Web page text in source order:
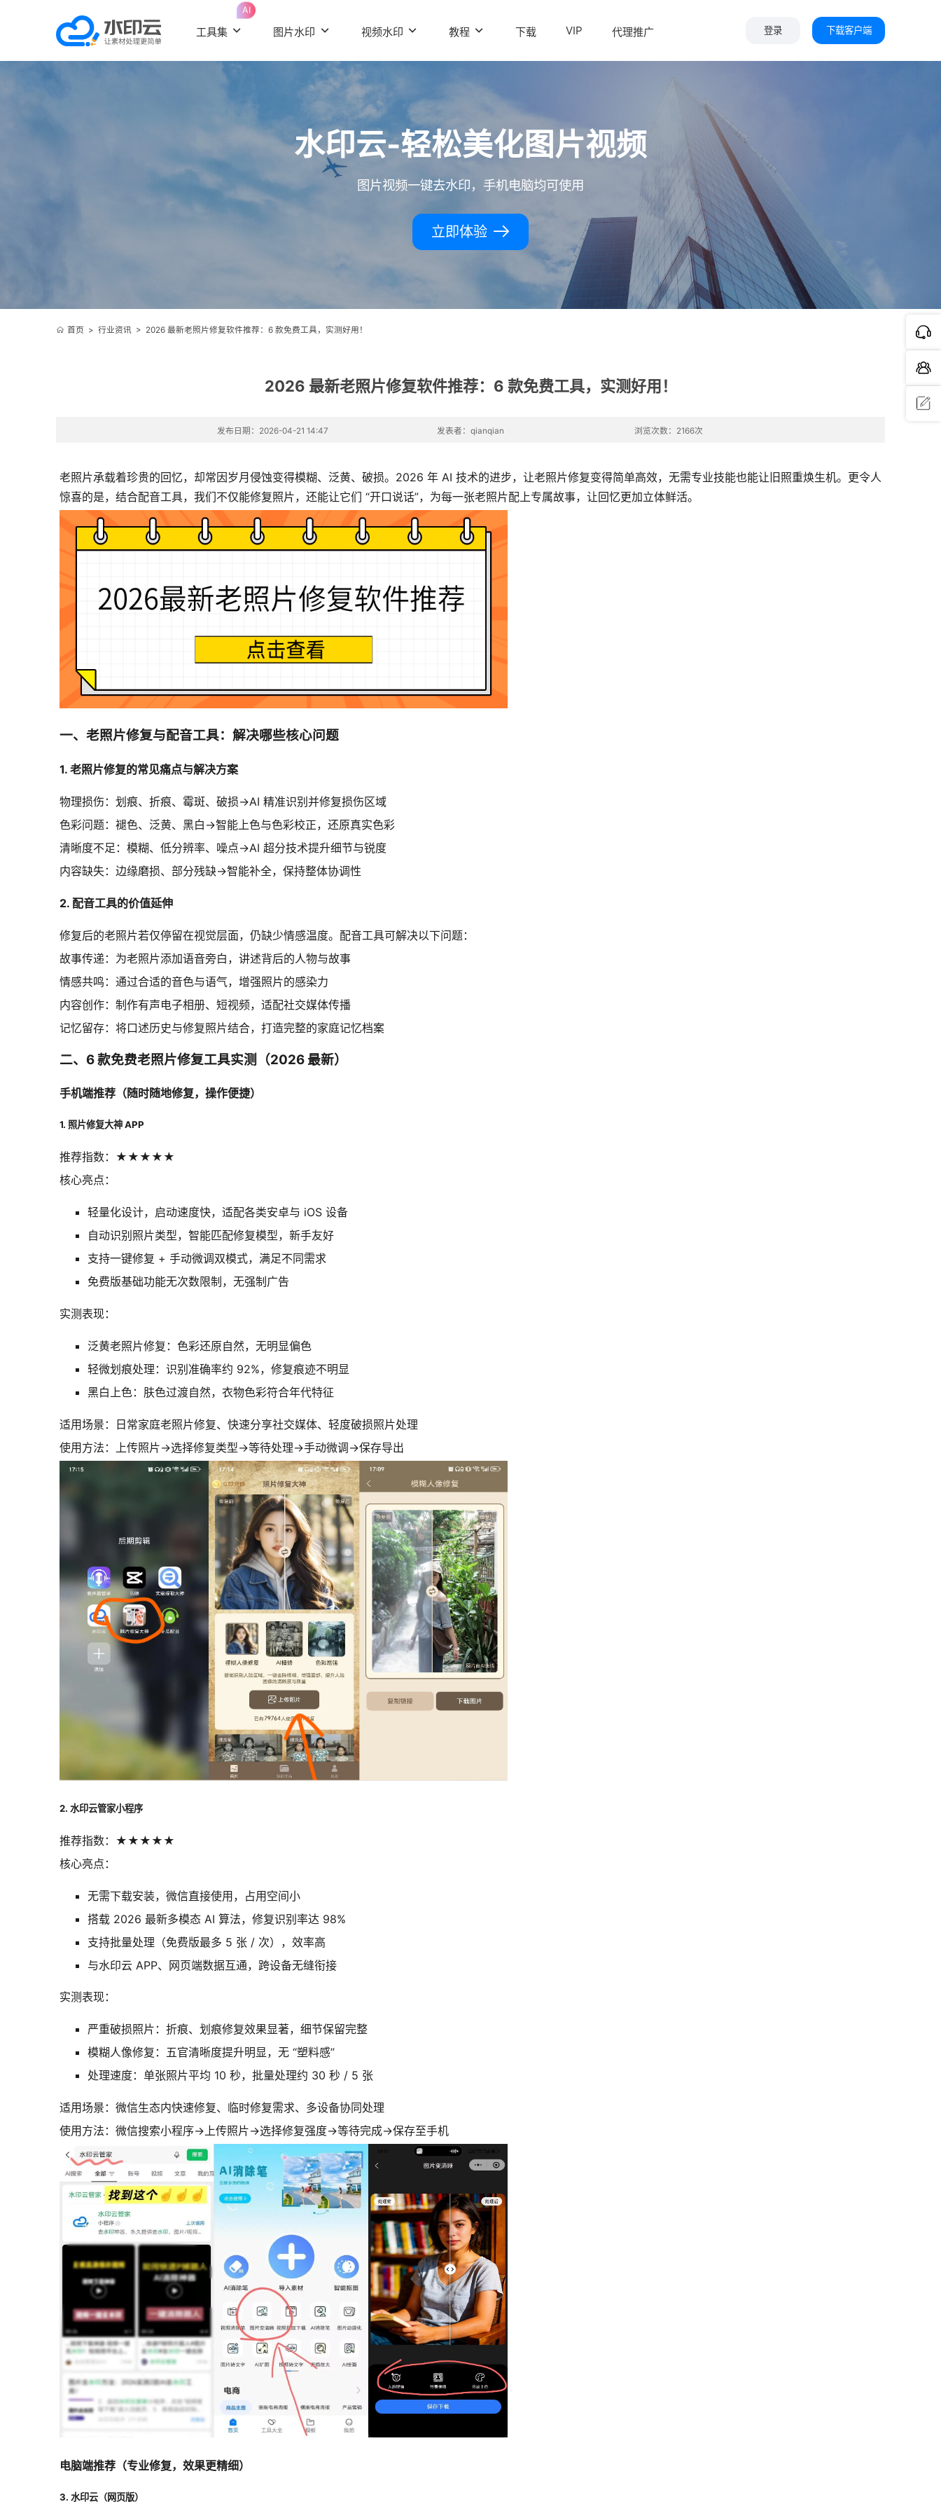
工具集
AI
图片水印 视频水印 教程 下载 VIP 代理推广 登录 下载客户端
水印云-轻松美化图片视频
图片视频一键去水印，手机电脑均可使用
立即体验
首页 > 行业资讯> 2026 最新老照片修复软件推荐：6 款免费工具，实测好用！
2026 最新老照片修复软件推荐：6 款免费工具，实测好用！
发布日期：2026-04-21 14:47 发表者：qianqian 浏览次数：2166次
老照片承载着珍贵的回忆，却常因岁月侵蚀变得模糊、泛黄、破损。2026 年 AI 技术的进步，让老照片修复变得简单高效，无需专业技能也能让旧照重焕生机。更令人
惊喜的是，结合配音工具，我们不仅能修复照片，还能让它们 “开口说话”，为每一张老照片配上专属故事，让回忆更加立体鲜活。
一、老照片修复与配音工具：解决哪些核心问题
1. 老照片修复的常见痛点与解决方案
物理损伤：划痕、折痕、霉斑、破损→AI 精准识别并修复损伤区域
色彩问题：褪色、泛黄、黑白→智能上色与色彩校正，还原真实色彩
清晰度不足：模糊、低分辨率、噪点→AI 超分技术提升细节与锐度
内容缺失：边缘磨损、部分残缺→智能补全，保持整体协调性
2. 配音工具的价值延伸
修复后的老照片若仅停留在视觉层面，仍缺少情感温度。配音工具可解决以下问题：
故事传递：为老照片添加语音旁白，讲述背后的人物与故事
情感共鸣：通过合适的音色与语气，增强照片的感染力
内容创作：制作有声电子相册、短视频，适配社交媒体传播
记忆留存：将口述历史与修复照片结合，打造完整的家庭记忆档案
二、6 款免费老照片修复工具实测（2026 最新）
手机端推荐（随时随地修复，操作便捷）
1. 照片修复大神 APP
推荐指数：★★★★ ★
核心亮点：
轻量化设计，启动速度快，适配各类安卓与 iOS 设备
自动识别照片类型，智能匹配修复模型，新手友好
支持一键修复 + 手动微调双模式，满足不同需求
免费版基础功能无次数限制，无强制广告
实测表现：
泛黄老照片修复：色彩还原自然，无明显偏色
轻微划痕处理：识别准确率约 92%，修复痕迹不明显
黑白上色：肤色过渡自然，衣物色彩符合年代特征
适用场景：日常家庭老照片修复、快速分享社交媒体、轻度破损照片处理
使用方法：上传照片→选择修复类型→等待处理→手动微调→保存导出
2. 水印云管家小程序
推荐指数：★★★★★
核心亮点：
无需下载安装，微信直接使用，占用空间小
搭载 2026 最新多模态 AI 算法，修复识别率达 98%
支持批量处理（免费版最多 5 张 / 次），效率高
与水印云 APP、网页端数据互通，跨设备无缝衔接
实测表现：
严重破损照片：折痕、划痕修复效果显著，细节保留完整
模糊人像修复：五官清晰度提升明显，无 “塑料感”
处理速度：单张照片平均 10 秒，批量处理约 30 秒 / 5 张
适用场景：微信生态内快速修复、临时修复需求、多设备协同处理
使用方法：微信搜索小程序→上传照片→选择修复强度→等待完成→保存至手机
电脑端推荐（专业修复，效果更精细）
3. 水印云（网页版）